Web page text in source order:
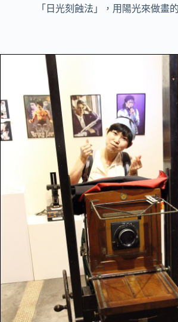
「日光刻蝕法」，用陽光來做畫